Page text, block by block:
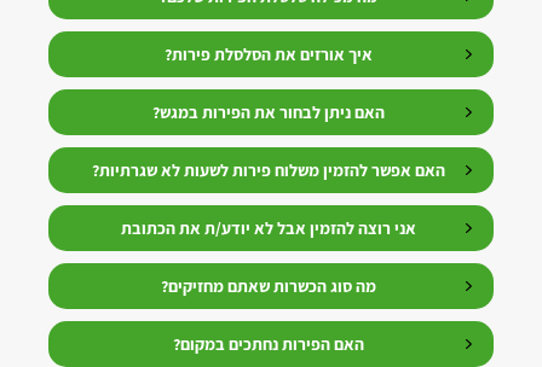
איך אורזים את הסלסלת פירות?
האם ניתן לבחור את הפירות במגש?
האם אפשר להזמין משלוח פירות לשעות לא שגרתיות?
אני רוצה להזמין אבל לא יודע/ת את הכתובת
מה סוג הכשרות שאתם מחזיקים?
האם הפירות נחתכים במקום?